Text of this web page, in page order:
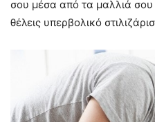
σου μέσα από τα μαλλιά
θέλεις υπερβολικό